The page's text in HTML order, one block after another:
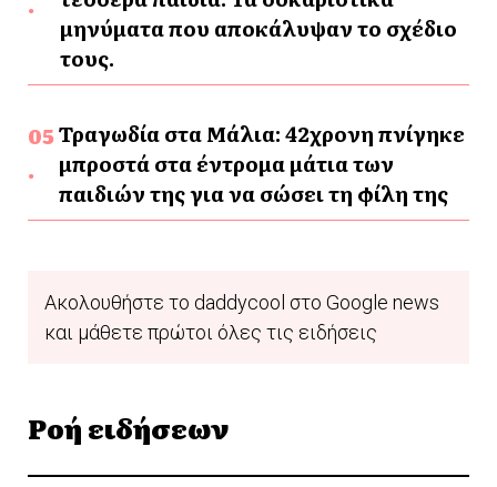
μηνύματα που αποκάλυψαν το σχέδιο
τους.
Τραγωδία στα Μάλια: 42χρονη πνίγηκε
μπροστά στα έντρομα μάτια των
παιδιών της για να σώσει τη φίλη της
Ακολουθήστε το daddycool στο Google news
και μάθετε πρώτοι όλες τις ειδήσεις
Ροή ειδήσεων